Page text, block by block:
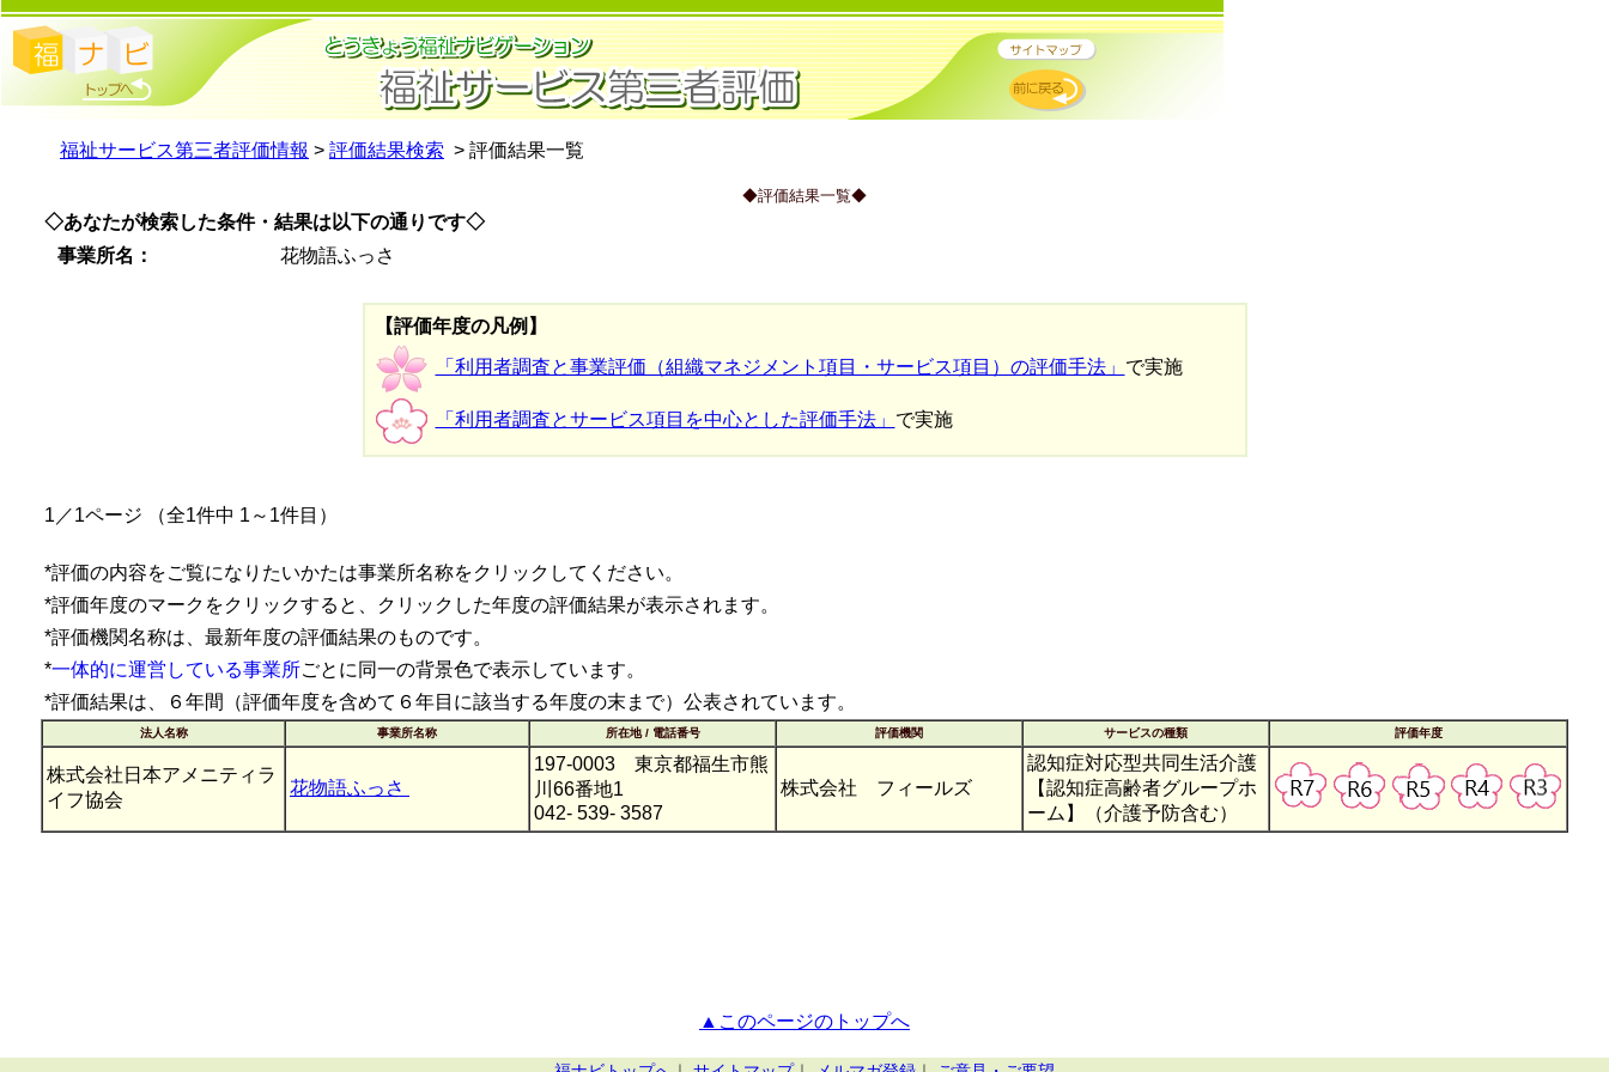
福祉サービス第三者評価情報 > 評価結果検索 > 評価結果一覧
◆評価結果一覧◆
◇あなたが検索した条件・結果は以下の通りです◇
事業所名：
花物語ふっさ
【評価年度の凡例】
「利用者調査と事業評価（組織マネジメント項目・サービス項目）の評価手法」 で実施
「利用者調査とサービス項目を中心とした評価手法」 で実施
1／1ページ （全1件中 1～1件目）
*評価の内容をご覧になりたいかたは事業所名称をクリックしてください。
*評価年度のマークをクリックすると、クリックした年度の評価結果が表示されます。
*評価機関名称は、最新年度の評価結果のものです。
*一体的に運営している事業所ごとに同一の背景色で表示しています。
*評価結果は、６年間（評価年度を含めて６年目に該当する年度の末まで）公表されています。
法人名称 事業所名称 所在地 / 電話番号 評価機関 サービスの種類 評価年度
株式会社日本アメニティラ
イフ協会
花物語ふっさ
197-0003 東京都福生市熊
川66番地1
042- 539- 3587
株式会社 フィールズ
認知症対応型共同生活介護
【認知症高齢者グループホ
ーム】（介護予防含む）
▲このページのトップへ